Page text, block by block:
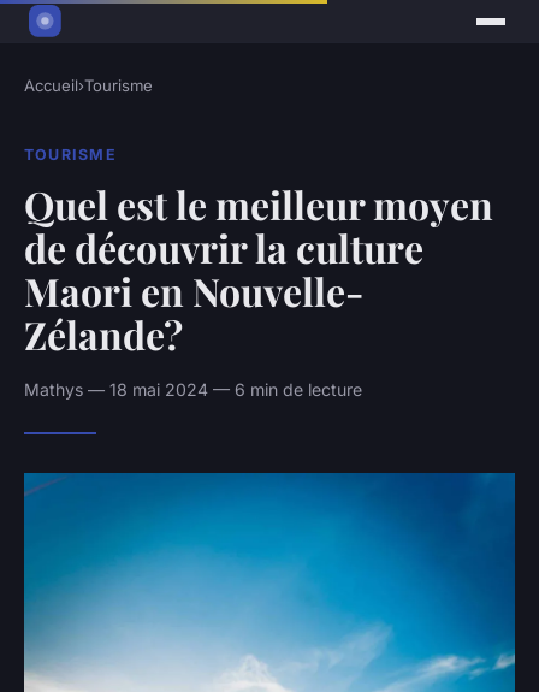
Accueil›Tourisme
TOURISME
Quel est le meilleur moyen
de découvrir la culture
Maori en Nouvelle-
Zélande?
Mathys — 18 mai 2024 — 6 min de lecture